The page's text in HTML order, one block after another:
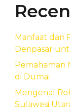
Manfaat dan
Denpasar
Pemahaman
di Dumai
Mengenal
Sulawesi